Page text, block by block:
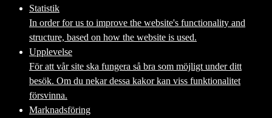
Statistik
In order for us to improve the website's functionality and
structure, based on how the website is used.
Upplevelse
För att vår site ska fungera så bra som möjligt under ditt
besök. Om du nekar dessa kakor kan viss funktionalitet
försvinna.
Marknadsföring